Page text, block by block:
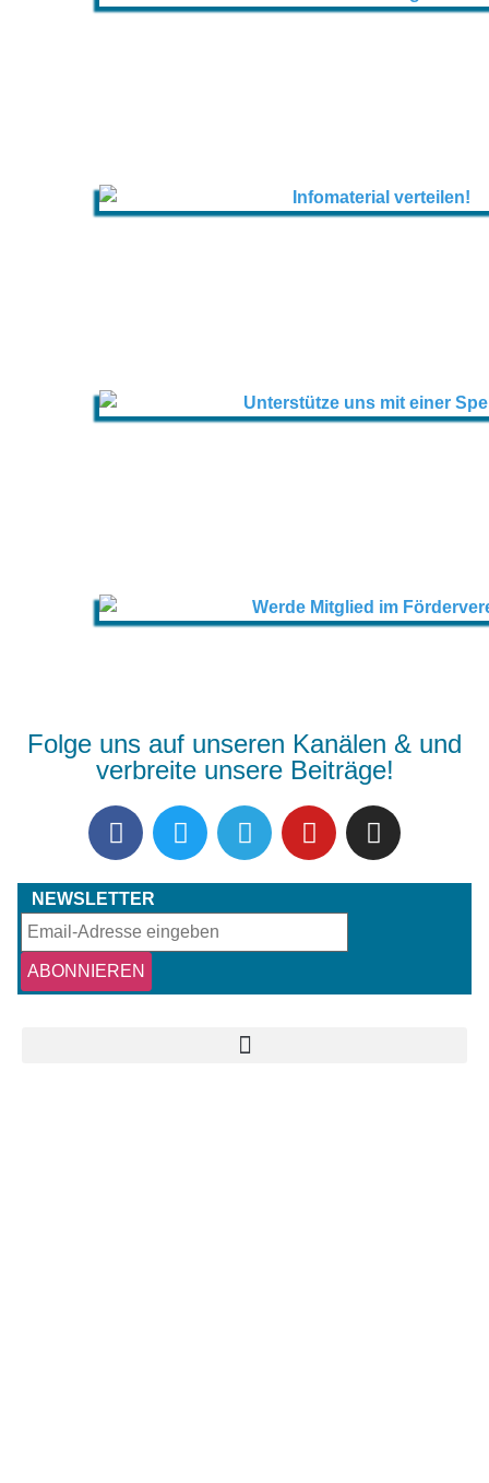
Folge uns auf unseren Kanälen & und
verbreite unsere Beiträge!
NEWSLETTER